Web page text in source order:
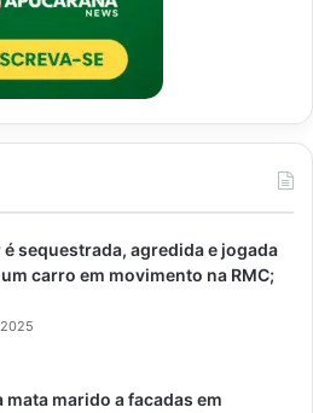
sequestrada, agredida e jogada
carro em movimento na RMC;
mata marido a facadas em